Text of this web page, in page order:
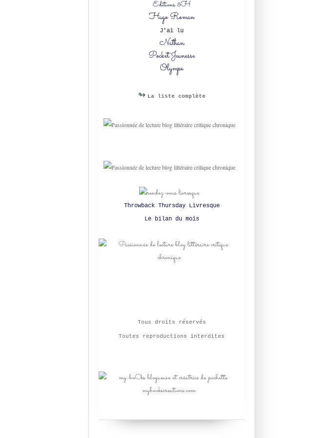
Editions &H
Hugo Roman
J'ai lu
Nathan
Pocket Jeunesse
Olympe
↬ La liste complète
Throwback Thursday Livresque
Le bilan du mois
Tous droits réservés
Toutes reproductions interdites